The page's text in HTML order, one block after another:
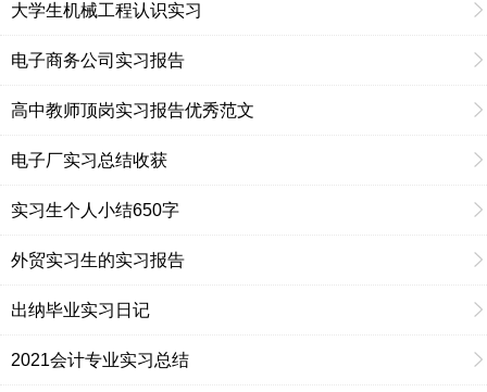
大学生机械工程认识实习
电子商务公司实习报告
高中教师顶岗实习报告优秀范文
电子厂实习总结收获
实习生个人小结650字
外贸实习生的实习报告
出纳毕业实习日记
2021会计专业实习总结